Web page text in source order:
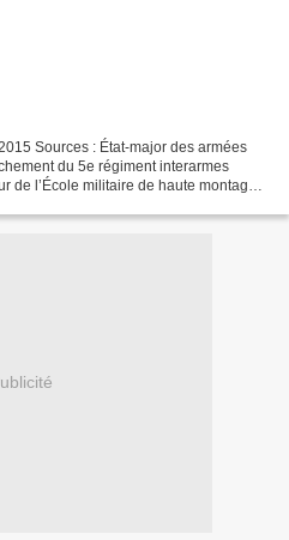
Sources : État-major des armées
du 5e régiment interarmes
de l’École militaire de haute montagne,